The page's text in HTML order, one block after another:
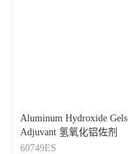
Aluminum Hydroxide Gels
Adjuvant 氢氧化铝佐剂
60749ES